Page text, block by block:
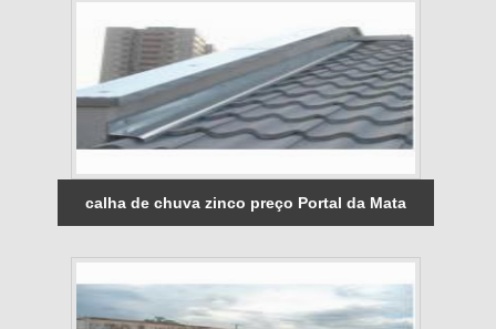
calha de chuva zinco preço Portal da Mata